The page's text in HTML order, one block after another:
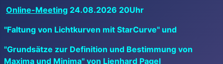
Online-Meeting 24.08.2026 20Uhr
"Faltung von Lichtkurven mit StarCurve" und
"Grundsätze zur Definition und Bestimmung von
Maxima und Minima" von Lienhard Pagel